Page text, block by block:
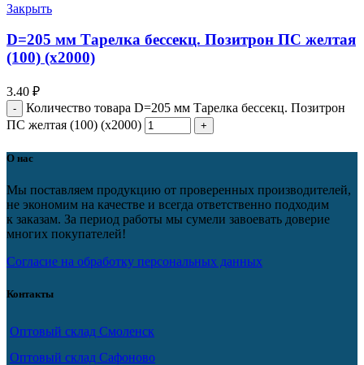
Закрыть
D=205 мм Тарелка бессекц. Позитрон ПС желтая
(100) (х2000)
3.40 ₽
Количество товара D=205 мм Тарелка бессекц. Позитрон
ПС желтая (100) (х2000)
О нас
Мы поставляем продукцию от проверенных производителей,
не экономим на качестве и всегда ответственно подходим
к заказам. За период работы мы сумели завоевать доверие
многих покупателей!
Согласие на обработку персональных данных
Контакты
Оптовый склад Смоленск
Оптовый склад Сафоново